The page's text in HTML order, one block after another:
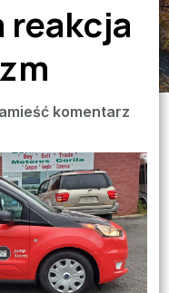
reakcja
komentarzwe
w